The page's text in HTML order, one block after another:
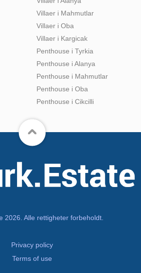
Villaer i Mahmutlar
Villaer i Oba
Villaer i Kargicak
Penthouse i Tyrkia
Penthouse i Alanya
Penthouse i Mahmutlar
Penthouse i Oba
Penthouse i Cikcilli
2026. Alle rettigheter forbeholdt.
Privacy policy
Terms of use